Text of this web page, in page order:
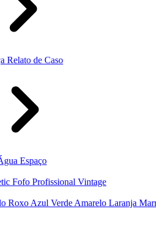
Relato de Caso
Espaço
Fofo Profissional Vintage
Roxo Azul Verde Amarelo Laranja